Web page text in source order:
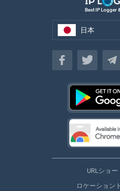
Best IP Logger
日本
日本
URLショー
ロケーション